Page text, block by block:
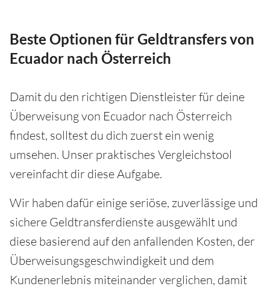
Beste Optionen für Geldtransfers von
Ecuador nach Österreich
Damit du den richtigen Dienstleister für deine
Überweisung von Ecuador nach Österreich
findest, solltest du dich zuerst ein wenig
umsehen. Unser praktisches Vergleichstool
vereinfacht dir diese Aufgabe.
Wir haben dafür einige seriöse, zuverlässige und
sichere Geldtransferdienste ausgewählt und
diese basierend auf den anfallenden Kosten, der
Überweisungsgeschwindigkeit und dem
Kundenerlebnis miteinander verglichen, damit